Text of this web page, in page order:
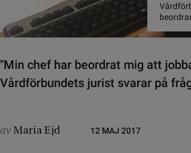
"Min chef har beordrat mig att
Vårdförbundets jurist svarar på
av Maria Ejd 12 MAJ 2017